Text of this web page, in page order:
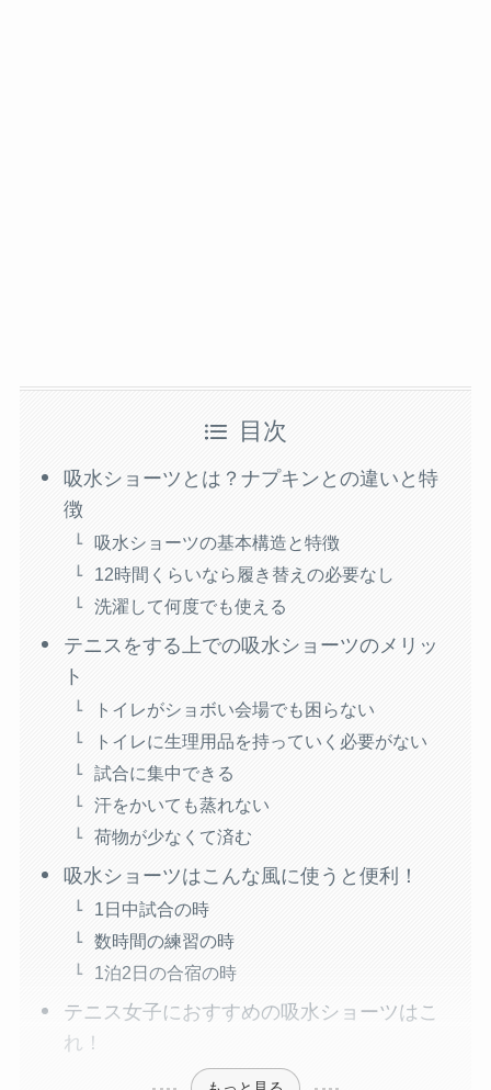
目次
吸水ショーツとは？ナプキンとの違いと特
徴
吸水ショーツの基本構造と特徴
12時間くらいなら履き替えの必要なし
洗濯して何度でも使える
テニスをする上での吸水ショーツのメリッ
ト
トイレがショボい会場でも困らない
トイレに生理用品を持っていく必要がない
試合に集中できる
汗をかいても蒸れない
荷物が少なくて済む
吸水ショーツはこんな風に使うと便利！
1日中試合の時
数時間の練習の時
1泊2日の合宿の時
テニス女子におすすめの吸水ショーツはこ
れ！